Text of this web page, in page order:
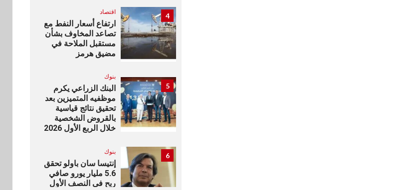
4 اقتصاد
ارتفاع أسعار النفط مع
تصاعد المخاوف بشأن
مستقبل الملاحة في
مضيق هرمز
5
بنوك
البنك الزراعي يكرم
موظفيه المتميزين بعد
تحقيق نتائج قياسية
بالقروض الشخصية
خلال الربع الأول 2026
6 بنوك
إنتيسا سان باولو تحقق
5.6 مليار يورو صافي
ربح في النصف الأول